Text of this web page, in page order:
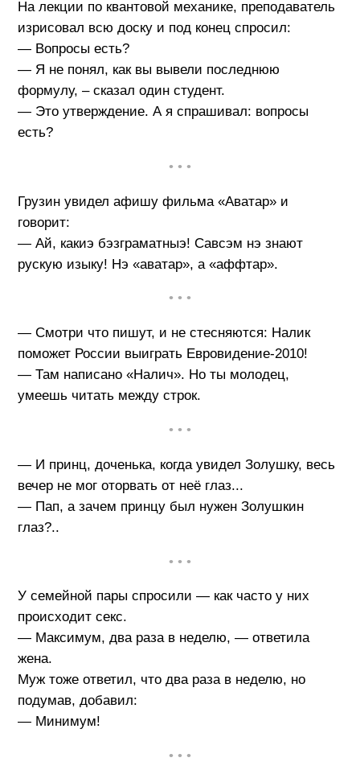
На лекции по квантовой механике, преподаватель
изрисовал всю доску и под конец спросил:
— Вопросы есть?
— Я не понял, как вы вывели последнюю
формулу, – сказал один студент.
— Это утверждение. А я спрашивал: вопросы
есть?
• • •
Грузин увидел афишу фильма «Аватар» и
говорит:
— Ай, какиэ бэзграматныэ! Савсэм нэ знают
рускую изыку! Нэ «аватар», а «аффтар».
• • •
— Смотри что пишут, и не стесняются: Налик
поможет России выиграть Евровидение-2010!
— Там написано «Налич». Но ты молодец,
умеешь читать между строк.
• • •
— И принц, доченька, когда увидел Золушку, весь
вечер не мог оторвать от неё глаз...
— Пап, а зачем принцу был нужен Золушкин
глаз?..
• • •
У семейной пары спросили — как часто у них
происходит секс.
— Максимум, два раза в неделю, — ответила
жена.
Муж тоже ответил, что два раза в неделю, но
подумав, добавил:
— Минимум!
• • •